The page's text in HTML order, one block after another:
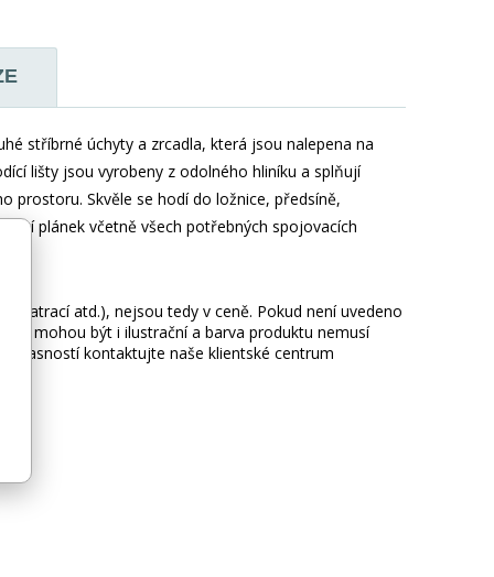
stříbrné úchyty a zrcadla, která jsou nalepena na
lišty jsou vyrobeny z odolného hliníku a splňují
prostoru. Skvěle se hodí do ložnice, předsíně,
plánek včetně všech potřebných spojovacích
atd.), nejsou tedy v ceně. Pokud není uvedeno
mohou být i ilustrační a barva produktu nemusí
kontaktujte naše klientské centrum